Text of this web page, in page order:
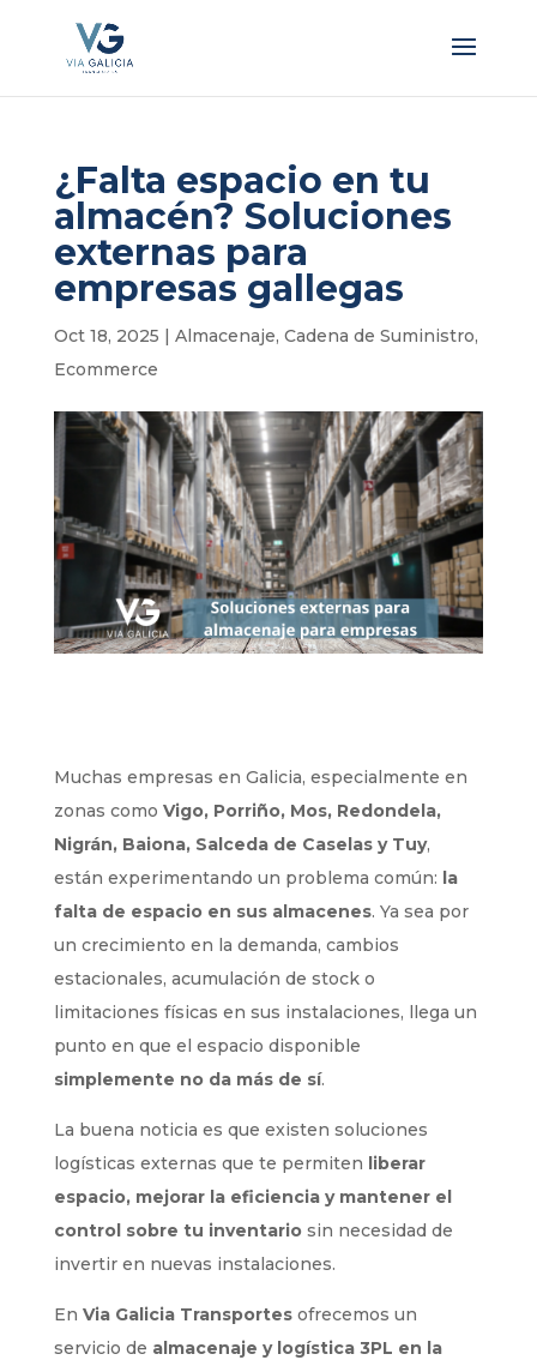
¿Falta espacio en tu
almacén? Soluciones
externas para
empresas gallegas
Oct 18, 2025 | Almacenaje, Cadena de Suministro,
Ecommerce
Muchas empresas en Galicia, especialmente en
zonas como Vigo, Porriño, Mos, Redondela,
Nigrán, Baiona, Salceda de Caselas y Tuy,
están experimentando un problema común: la
falta de espacio en sus almacenes. Ya sea por
un crecimiento en la demanda, cambios
estacionales, acumulación de stock o
limitaciones físicas en sus instalaciones, llega un
punto en que el espacio disponible
simplemente no da más de sí.
La buena noticia es que existen soluciones
logísticas externas que te permiten liberar
espacio, mejorar la eficiencia y mantener el
control sobre tu inventariosin necesidad de
invertir en nuevas instalaciones.
En Via Galicia Transportesofrecemos un
servicio de almacenaje y logística 3PL en la